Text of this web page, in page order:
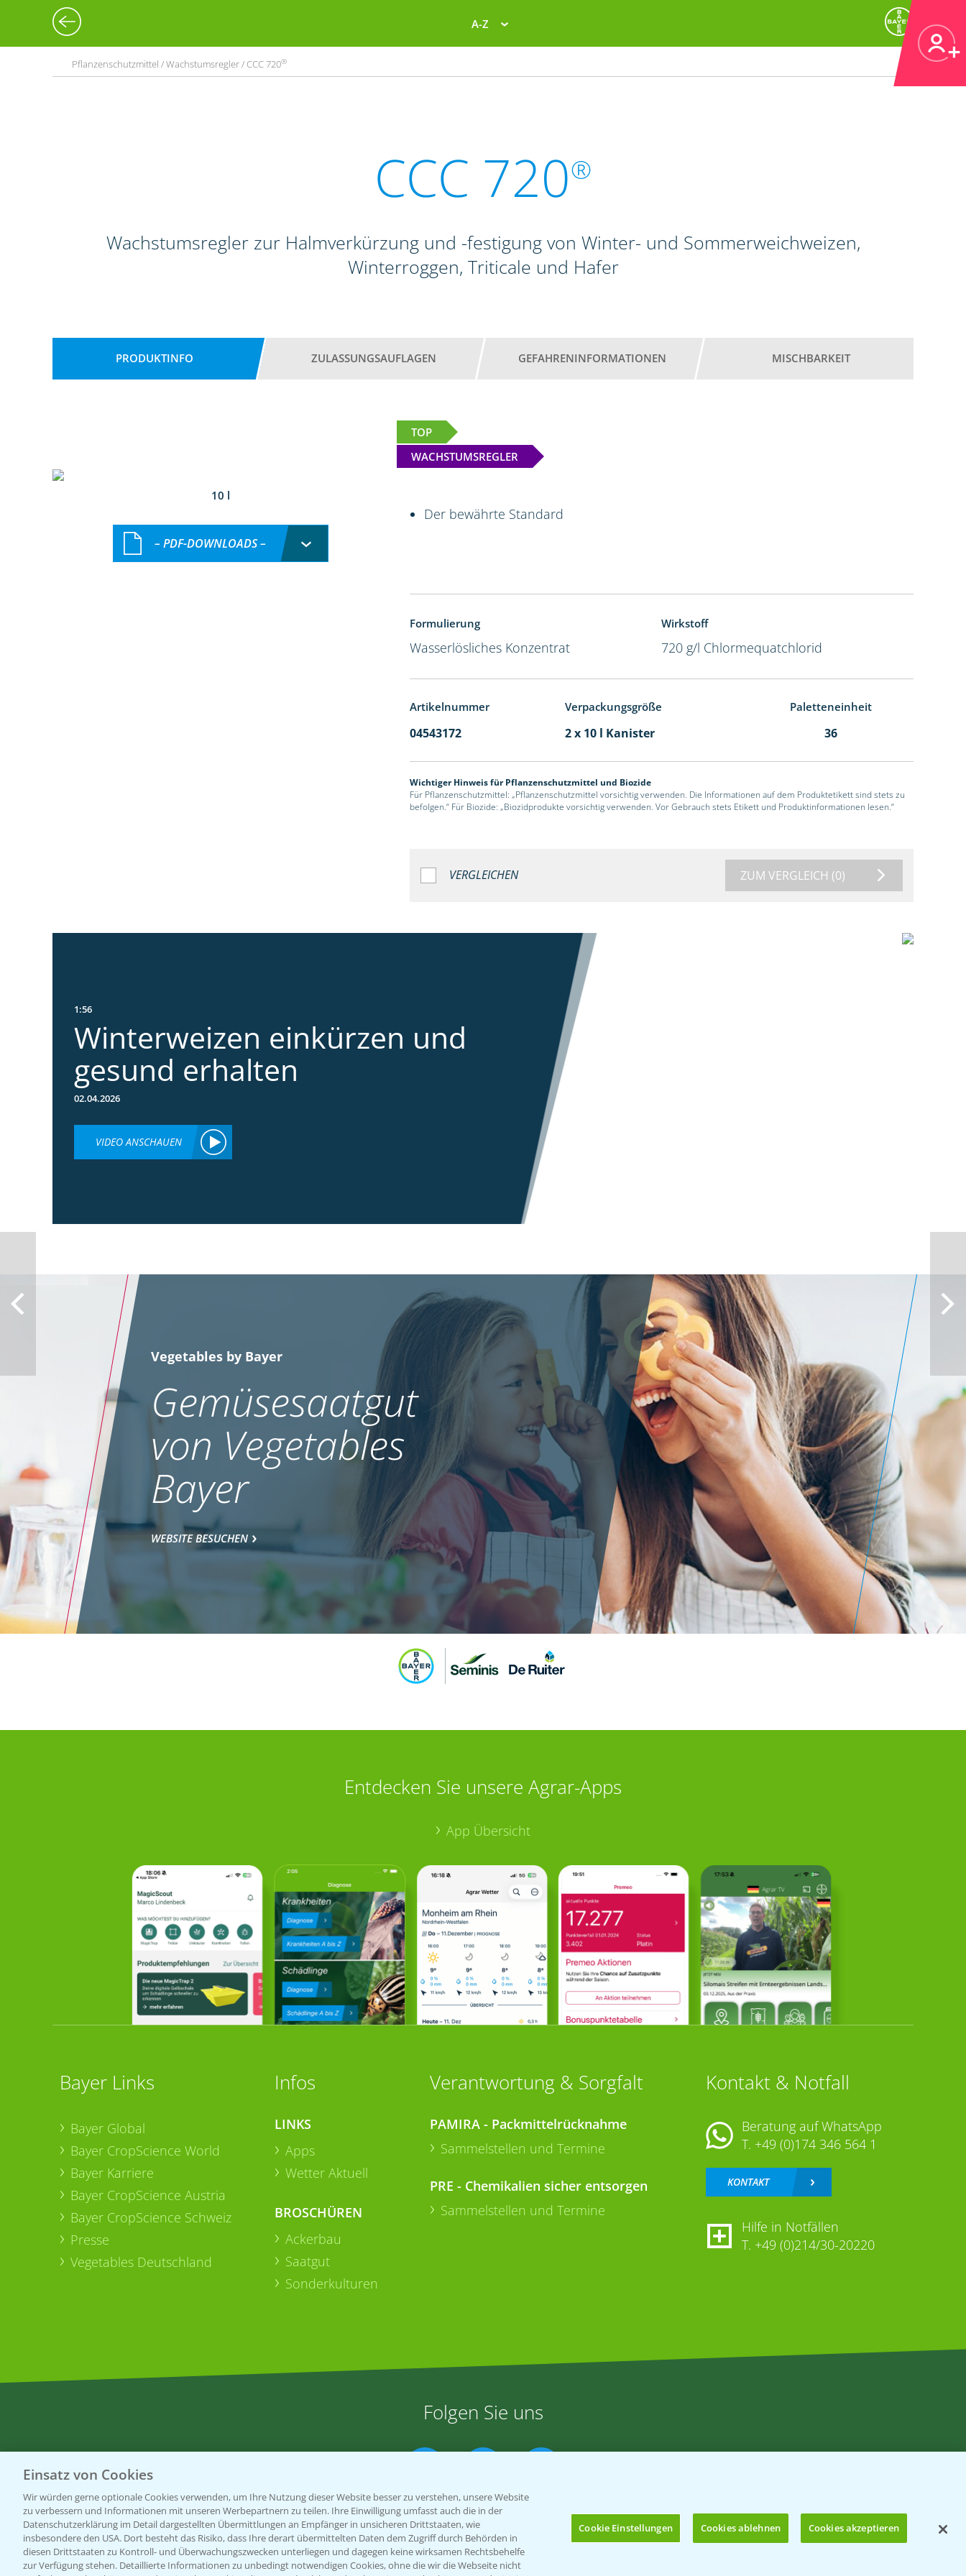
A-Z
Pflanzenschutzmittel / Wachstumsregler / CCC 720®
CCC 720®
Wachstumsregler zur Halmverkürzung und -festigung von Winter- und Sommerweichweizen,
Winterroggen, Triticale und Hafer
PRODUKTINFO ZULASSUNGSAUFLAGEN GEFAHRENINFORMATIONEN MISCHBARKEIT
TOP
WACHSTUMSREGLER
10 l
– PDF-DOWNLOADS –
Der bewährte Standard
Formulierung
Wasserlösliches Konzentrat
Wirkstoff
720 g/l Chlormequatchlorid
Artikelnummer Verpackungsgröße Paletteneinheit
04543172 2 x 10 l Kanister 36
Wichtiger Hinweis für Pflanzenschutzmittel und Biozide
Für Pflanzenschutzmittel: „Pflanzenschutzmittel vorsichtig verwenden. Die Informationen auf dem Produktetikett sind stets zu
befolgen.“ Für Biozide: „Biozidprodukte vorsichtig verwenden. Vor Gebrauch stets Etikett und Produktinformationen lesen.“
VERGLEICHEN ZUM VERGLEICH (0)
1:56
Winterweizen einkürzen und
gesund erhalten
02.04.2026
VIDEO ANSCHAUEN
Vegetables by Bayer
Gemüsesaatgut
von Vegetables
Bayer
WEBSITE BESUCHEN
Entdecken Sie unsere Agrar-Apps
App Übersicht
Bayer Links
Bayer Global
Bayer CropScience World
Bayer Karriere
Bayer CropScience Austria
Bayer CropScience Schweiz
Presse
Vegetables Deutschland
Infos
LINKS
Apps
Wetter Aktuell
BROSCHÜREN
Ackerbau
Saatgut
Sonderkulturen
Verantwortung & Sorgfalt
PAMIRA - Packmittelrücknahme
Sammelstellen und Termine
PRE - Chemikalien sicher entsorgen
Sammelstellen und Termine
Kontakt & Notfall
Beratung auf WhatsApp
T. +49 (0)174 346 564 1
KONTAKT
Hilfe in Notfällen
T. +49 (0)214/30-20220
Folgen Sie uns
Allgemeine Nutzungsbedingungen Datenschutzerklärung Impressum Gebrauchshinweise
Einsatz von Cookies
Wir würden gerne optionale Cookies verwenden, um Ihre Nutzung dieser Website besser zu verstehen, unsere Website
zu verbessern und Informationen mit unseren Werbepartnern zu teilen. Ihre Einwilligung umfasst auch die in der
Datenschutzerklärung im Detail dargestellten Übermittlungen an Empfänger in unsicheren Drittstaaten, wie
insbesondere den USA. Dort besteht das Risiko, dass Ihre derart übermittelten Daten dem Zugriff durch Behörden in
diesen Drittstaaten zu Kontroll- und Überwachungszwecken unterliegen und dagegen keine wirksamen Rechtsbehelfe
zur Verfügung stehen. Detaillierte Informationen zu unbedingt notwendigen Cookies, ohne die wir die Webseite nicht
Cookie Einstellungen Cookies ablehnen Cookies akzeptieren